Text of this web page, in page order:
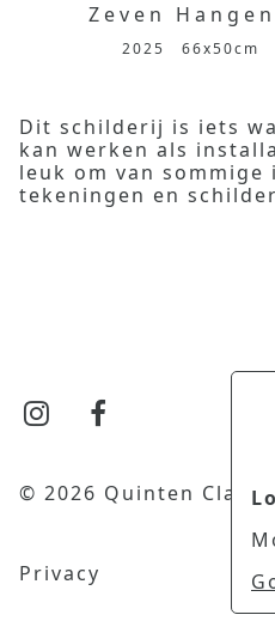
Zeven
2025 66x50cm
Dit schilderij is iets
kan werken als
leuk om van sommige
tekeningen en
© 2026 Quinten Clause
Privacy